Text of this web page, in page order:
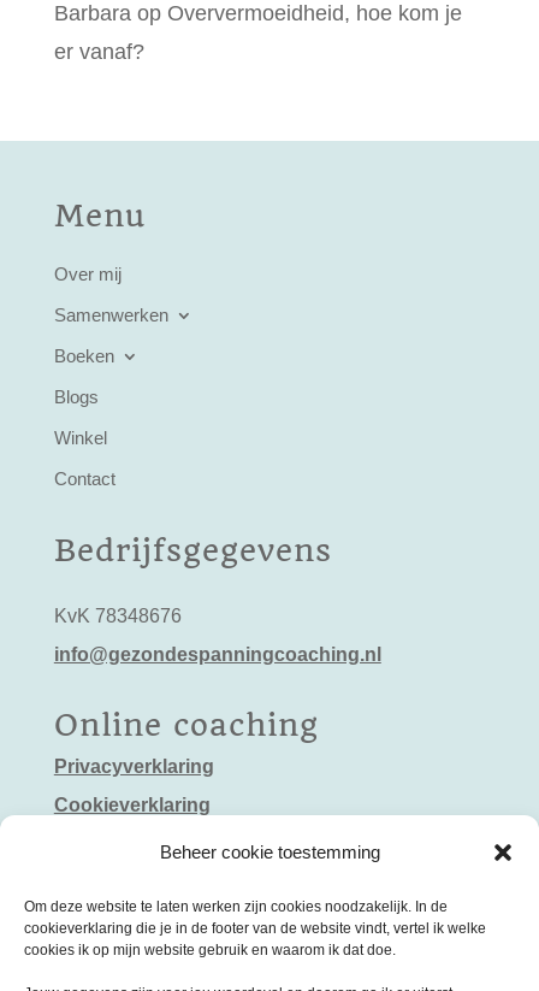
Beheer cookie toestemming
Om deze website te laten werken zijn cookies noodzakelijk. In de
cookieverklaring die je in de footer van de website vindt, vertel ik welke
cookies ik op mijn website gebruik en waarom ik dat doe.
Barbaraop Oververmoeidheid, hoe kom je
er vanaf?
Menu
Over mij
Samenwerken
Boeken
Blogs
Winkel
Contact
Bedrijfsgegevens
KvK 78348676
info@gezondespanningcoaching.nl
Online coaching
Privacyverklaring
Cookieverklaring
Algemene voorwaarden